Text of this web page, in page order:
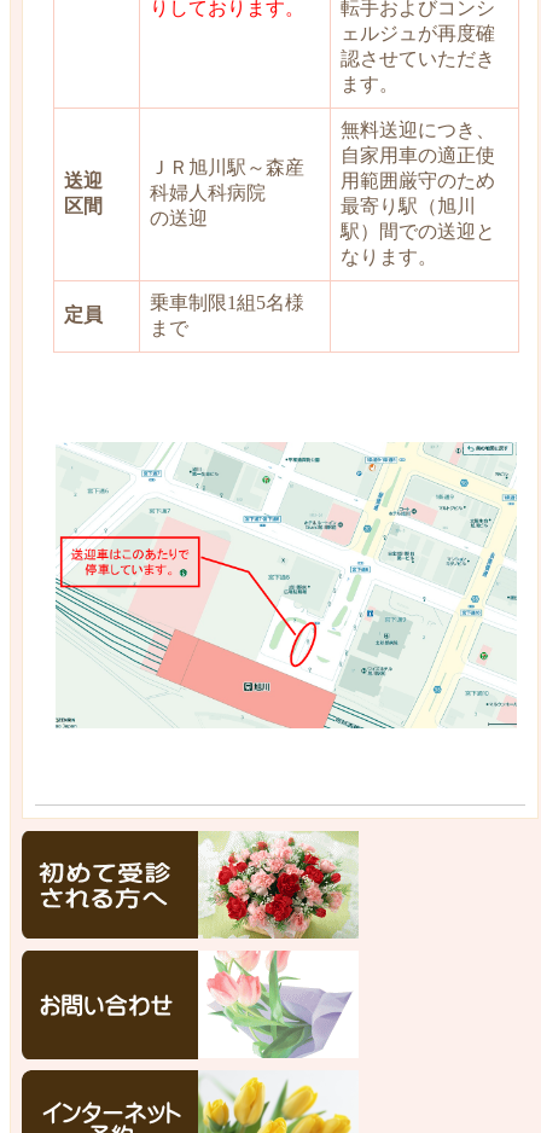
りしております。
転手およびコンシ
ェルジュが再度確
認させていただき
ます。
送迎
区間
ＪＲ旭川駅～森産
科婦人科病院
の送迎
無料送迎につき、
自家用車の適正使
用範囲厳守のため
最寄り駅（旭川
駅）間での送迎と
なります。
定員
乗車制限1組5名様
まで